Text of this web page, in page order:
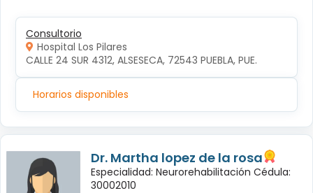
Consultorio
Hospital Los Pilares
CALLE 24 SUR 4312, ALSESECA, 72543 PUEBLA, PUE.
Horarios disponibles
Dr. Martha lopez de la rosa
Especialidad: Neurorehabilitación Cédula:
30002010